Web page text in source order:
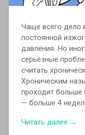
Чаще всего дело
постоянной
давления. Но
серьёзные
считать
Хроническим
проходит больше
— больше 4
Читать далее →